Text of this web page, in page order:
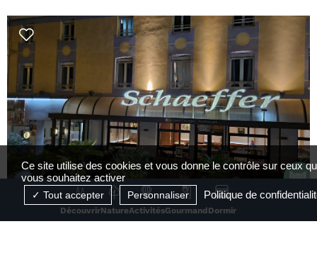
DécouvrirNatureActivitésGourmand Dormir
Hôtel Schaeffer
Ce site utilise des cookies et vous donne le contrôle sur ceux
vous souhaitez activer
Tout accepter Personnaliser Politique de